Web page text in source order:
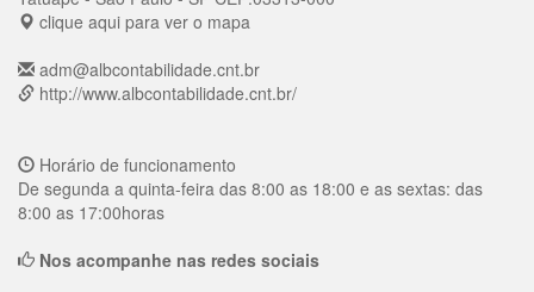
clique aqui para ver o mapa
adm@albcontabilidade.cnt.br
http://www.albcontabilidade.cnt.br/
Horário de funcionamento
De segunda a quinta-feira das 8:00 as 18:00 e as sextas: das
8:00 as 17:00horas
Nos acompanhe nas redes sociais